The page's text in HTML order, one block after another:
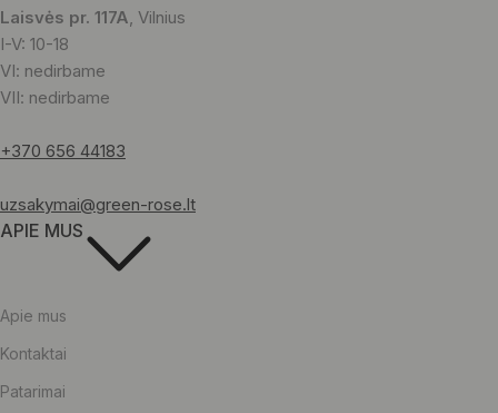
Laisvės pr. 117A, Vilnius
I-V: 10-18
VI: nedirbame
VII: nedirbame
+370 656 44183
uzsakymai@green-rose.lt
APIE MUS
Apie mus
Kontaktai
Patarimai